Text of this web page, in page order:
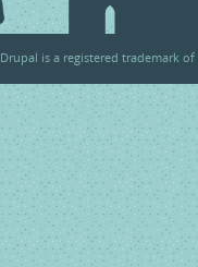
Drupal is a registered trademark of